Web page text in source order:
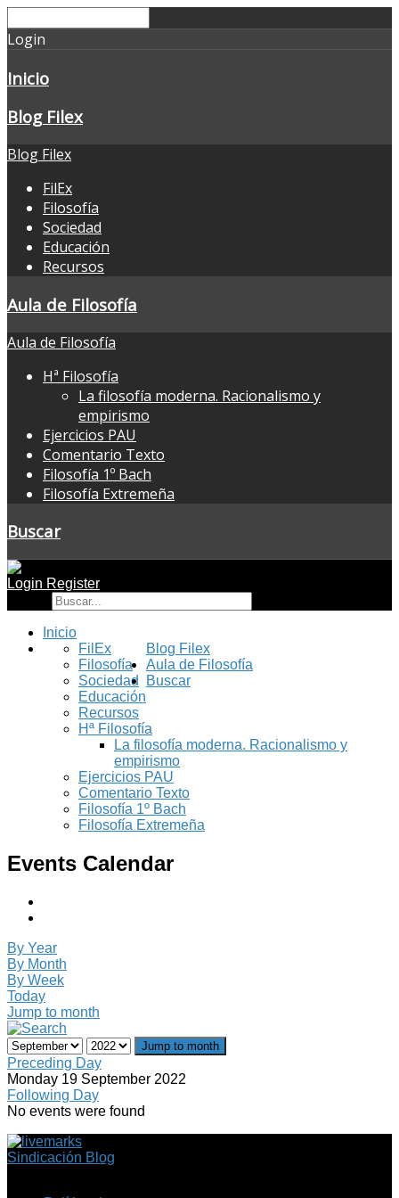
Login
Inicio
Blog Filex
Blog Filex
FilEx
Filosofía
Sociedad
Educación
Recursos
Aula de Filosofía
Aula de Filosofía
Hª Filosofía
La filosofía moderna. Racionalismo y
empirismo
Ejercicios PAU
Comentario Texto
Filosofía 1º Bach
Filosofía Extremeña
Buscar
Login Register
Inicio
Blog Filex
FilEx
Filosofía
Sociedad
Educación
Recursos
Aula de Filosofía
Hª Filosofía
La filosofía moderna. Racionalismo y
empirismo
Ejercicios PAU
Comentario Texto
Filosofía 1º Bach
Filosofía Extremeña
Buscar
Events Calendar
By Year
By Month
By Week
Today
Jump to month
Jump to month
Preceding Day
Monday 19 September 2022
Following Day
No events were found
Sindicación Blog